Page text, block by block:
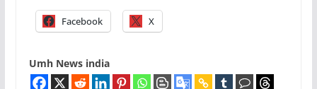
Facebook X
Umh News india